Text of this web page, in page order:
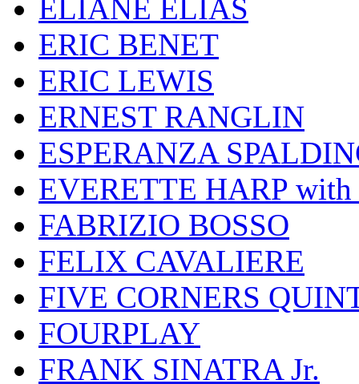
ELIANE ELIAS
ERIC BENET
ERIC LEWIS
ERNEST RANGLIN
ESPERANZA
EVERETTE HARP
FABRIZIO BOSSO
FELIX CAVALIERE
FIVE CORNERS
FOURPLAY
FRANK SINATRA Jr.